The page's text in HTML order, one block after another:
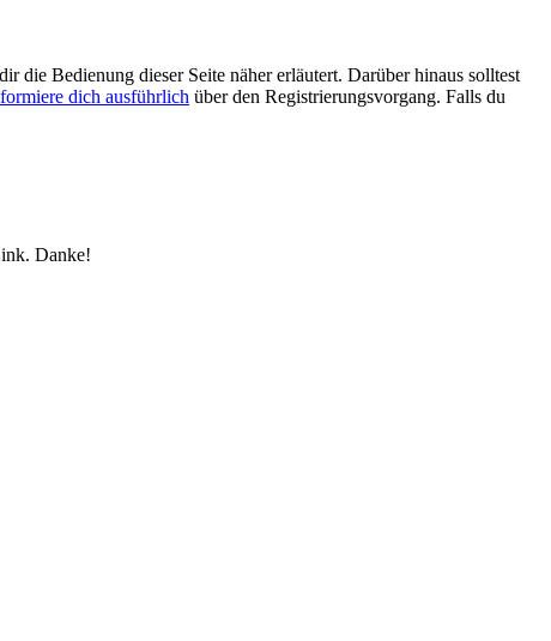
die Bedienung dieser Seite näher erläutert. Darüber hinaus solltest
dich ausführlich über den Registrierungsvorgang. Falls du
Danke!